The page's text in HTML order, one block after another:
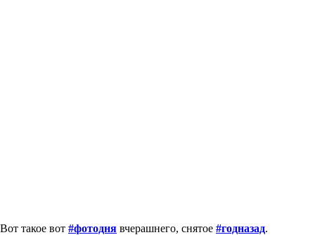
Вот такое вот #фотодня вчерашнего, снятое #годназад.